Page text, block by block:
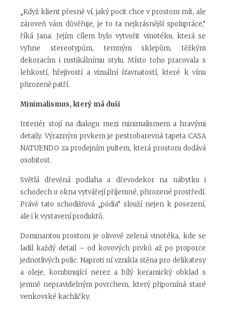
„Když klient přesně ví, jaký pocit chce v prostoru mít, ale
zároveň vám důvěřuje, je to ta nejkrásnější spolupráce,“
říká Jana. Jejím cílem bylo vytvořit vinotéku, která se
vyhne stereotypům, temným sklepům, těžkým
dekoracím i rustikálnímu stylu. Místo toho pracovala s
lehkostí, hřejivostí a vizuální šťavnatostí, které k vínu
přirozeně patří.
Minimalismus, který má duši
Interiér stojí na dialogu mezi minimalismem a hravými
detaily. Výrazným prvkem je pestrobarevná tapeta CASA
NATUENDO za prodejním pultem, která prostoru dodává
osobitost.
Světlá dřevěná podlaha a dřevodekor na nábytku i
schodech u okna vytvářejí příjemné, přirozené prostředí.
Právě tato schodišťová „pódia“ slouží nejen k posezení,
ale i k vystavení produktů.
Dominantou prostoru je olivově zelená vinotéka, kde se
ladil každý detail – od kovových prvků až po proporce
jednotlivých polic. Naproti ní vznikla stěna pro delikatesy
a oleje, kombinující nerez a bílý keramický obklad s
jemně nepravidelným povrchem, který připomíná staré
venkovské kachličky.